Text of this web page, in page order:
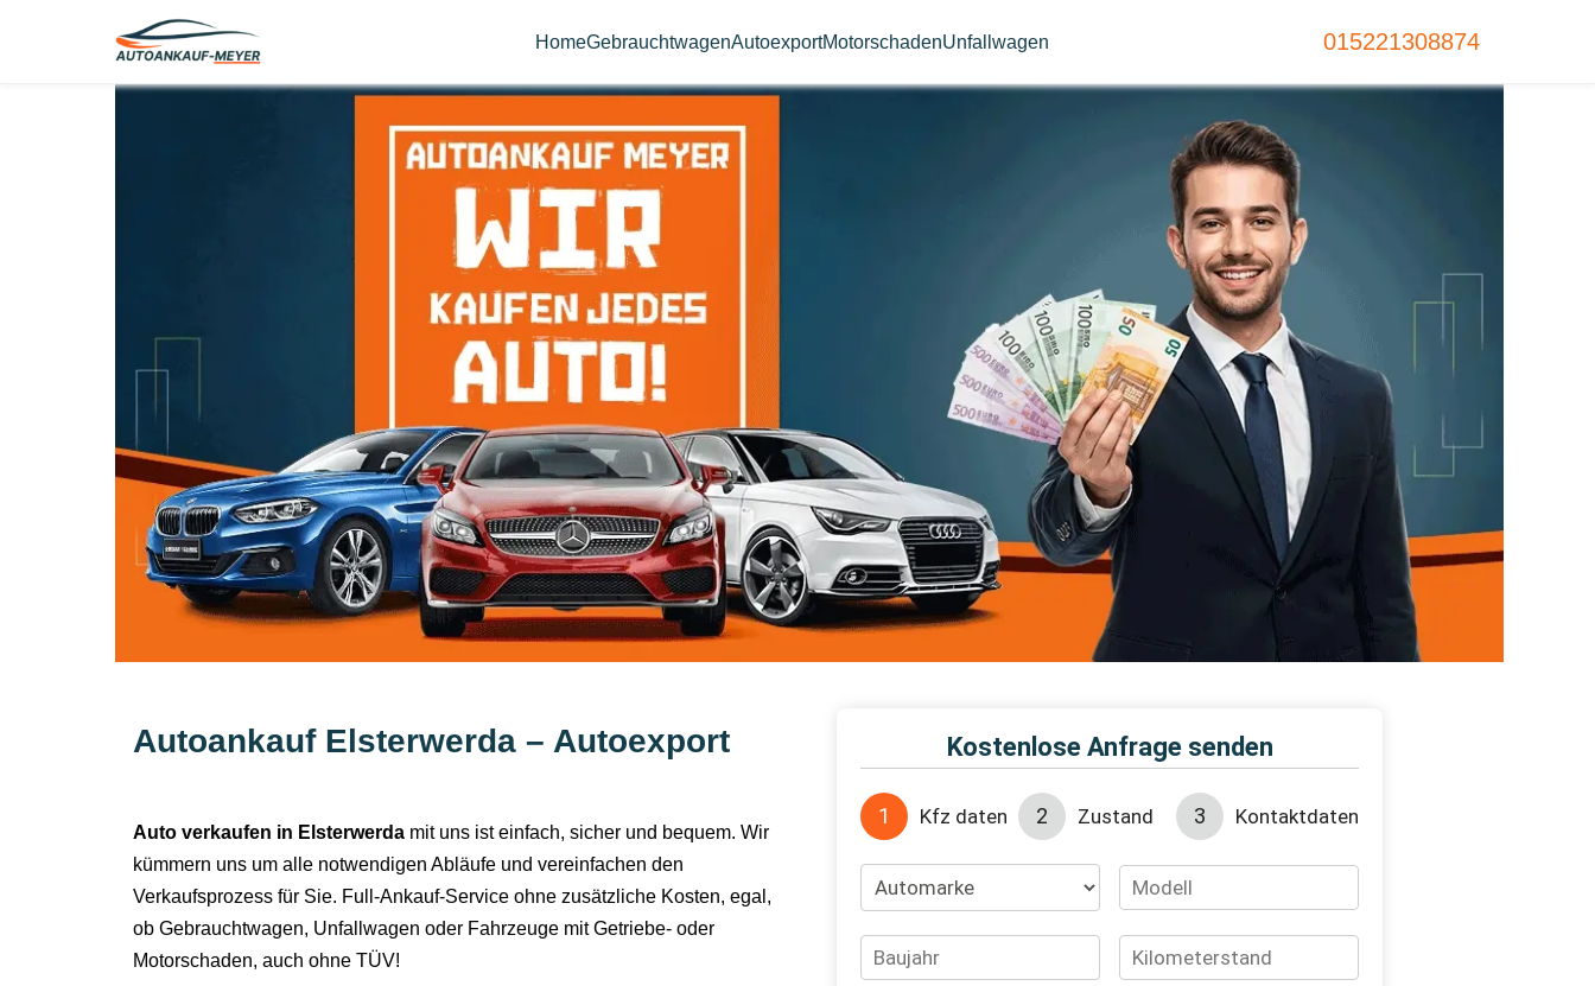
HomeGebrauchtwagenAutoexportMotorschadenUnfallwagen 015221308874
Autoankauf Elsterwerda – Autoexport
Auto verkaufen in Elsterwerda mit uns ist einfach, sicher und bequem. Wir
kümmern uns um alle notwendigen Abläufe und vereinfachen den
Verkaufsprozess für Sie. Full-Ankauf-Service ohne zusätzliche Kosten, egal,
ob Gebrauchtwagen, Unfallwagen oder Fahrzeuge mit Getriebe- oder
Motorschaden, auch ohne TÜV!